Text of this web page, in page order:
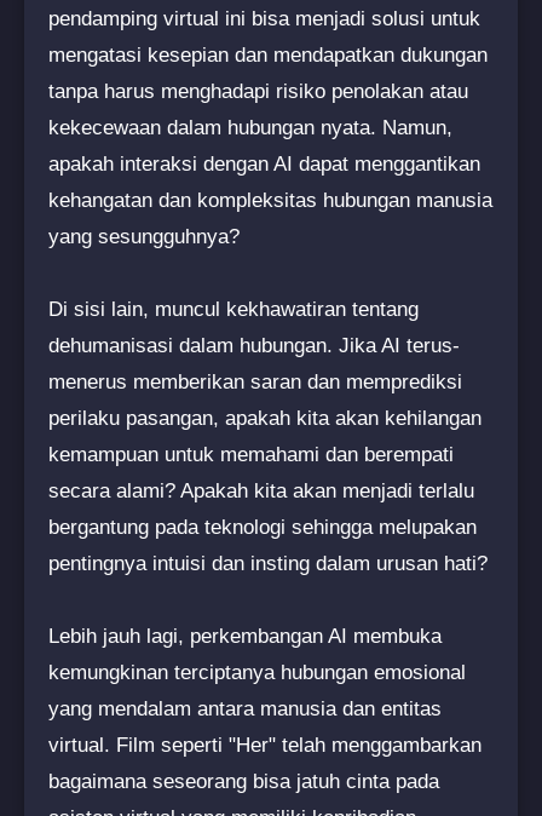
pendamping virtual ini bisa menjadi solusi untuk
mengatasi kesepian dan mendapatkan dukungan
tanpa harus menghadapi risiko penolakan atau
kekecewaan dalam hubungan nyata. Namun,
apakah interaksi dengan AI dapat menggantikan
kehangatan dan kompleksitas hubungan manusia
yang sesungguhnya?
Di sisi lain, muncul kekhawatiran tentang
dehumanisasi dalam hubungan. Jika AI terus-
menerus memberikan saran dan memprediksi
perilaku pasangan, apakah kita akan kehilangan
kemampuan untuk memahami dan berempati
secara alami? Apakah kita akan menjadi terlalu
bergantung pada teknologi sehingga melupakan
pentingnya intuisi dan insting dalam urusan hati?
Lebih jauh lagi, perkembangan AI membuka
kemungkinan terciptanya hubungan emosional
yang mendalam antara manusia dan entitas
virtual. Film seperti "Her" telah menggambarkan
bagaimana seseorang bisa jatuh cinta pada